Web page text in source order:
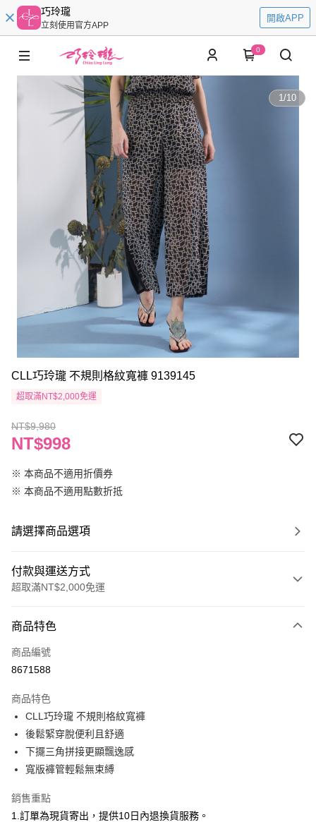
巧玲瓏
立刻使用官方APP
開啟APP
0
1/10
CLL巧玲瓏 不規則格紋寬褲 9139145
超取滿NT$2,000免運
NT$9,980
NT$998
※ 本商品不適用折價券
※ 本商品不適用點數折抵
請選擇商品選項
付款與運送方式
超取滿NT$2,000免運
信用卡一次付款
信用卡分期付款
合作金庫商業銀行
華南商業銀行
上海商業儲蓄銀行
國泰世華商業銀行
臺灣中小企業銀行
聯邦商業銀行
元大商業銀行
永豐商業銀行
超商取貨付款
LINE Pay
Apple Pay
悠遊付
商品特色
商品編號
8671588
商品特色
CLL巧玲瓏 不規則格紋寬褲
後鬆緊穿脫便利且舒適
下擺三角拼接更顯飄逸感
寬版褲管輕鬆無束縛
銷售重點
1.訂單為現貨寄出，提供10日內退換貨服務。